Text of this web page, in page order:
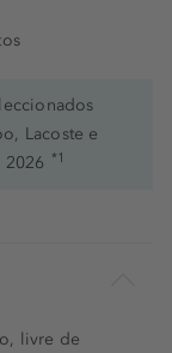
Lacoste e
*1
livre de